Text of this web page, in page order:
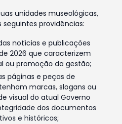
unidades museológicas,
seguintes providências:
notícias e publicações
2026 que caracterizem
ou promoção da gestão;
páginas e peças de
marcas, slogans ou
visual do atual Governo
dos documentos
e históricos;